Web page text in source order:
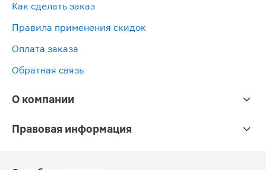
Как сделать заказ
Правила применения скидок
Оплата заказа
Обратная связь
О компании
Правовая информация